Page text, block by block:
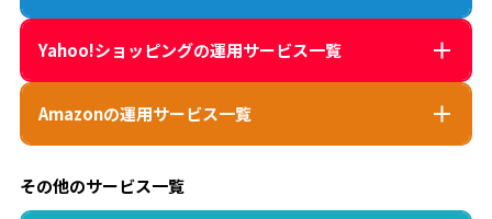
Yahoo!ショッピングの運用サービス一覧
Amazonの運用サービス一覧
その他のサービス一覧